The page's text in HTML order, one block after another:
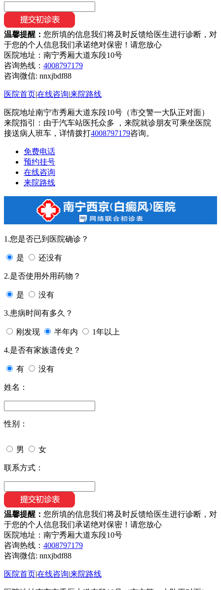
温馨提醒： 您所填的信息我们将及时反馈给医生进行诊断，对
于您的个人信息我们承诺绝对保密！请您放心
医院地址：南宁秀厢大道东段10号
咨询热线： 4008797179
咨询微信: nnxjbdf88
医院首页|在线咨询|来院路线
医院地址南宁市秀厢大道东段10号（市交警一大队正对面）
来院指引：由于汽车站医托众多 ，来院就诊朋友可乘坐医院
接送病人班车，详情拨打4008797179咨询。
免费电话
预约挂号
在线咨询
来院路线
1.您是否已到医院确诊？
是 还没有
2.是否使用外用药物？
是 没有
3.患病时间有多久？
刚发现 半年内 1年以上
4.是否有家族遗传史？
有 没有
姓名：
性别：
男 女
联系方式：
温馨提醒： 您所填的信息我们将及时反馈给医生进行诊断，对
于您的个人信息我们承诺绝对保密！请您放心
医院地址：南宁秀厢大道东段10号
咨询热线： 4008797179
咨询微信: nnxjbdf88
医院首页|在线咨询|来院路线